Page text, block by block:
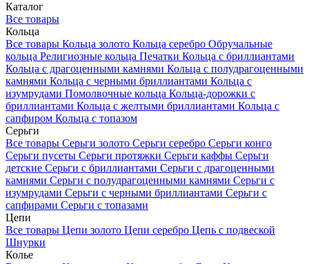
Каталог
Все товары
Кольца
Все товары Кольца золото Кольца серебро Обручальные
кольца Религиозные кольца Печатки Кольца с бриллиантами
Кольца с драгоценными камнями Кольца с полудрагоценными
камнями Кольца с черными бриллиантами Кольца с
изумрудами Помолвочные кольца Кольца-дорожки с
бриллиантами Кольца с желтыми бриллиантами Кольца с
сапфиром Кольца с топазом
Серьги
Все товары Серьги золото Серьги серебро Серьги конго
Серьги пусеты Серьги протяжки Серьги каффы Серьги
детские Серьги с бриллиантами Серьги с драгоценными
камнями Серьги с полудрагоценными камнями Серьги с
изумрудами Серьги с черными бриллиантами Серьги с
сапфирами Серьги с топазами
Цепи
Все товары Цепи золото Цепи серебро Цепь с подвеской
Шнурки
Колье